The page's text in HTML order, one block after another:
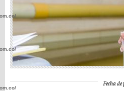
Fecha
wp-
wp-
wp-